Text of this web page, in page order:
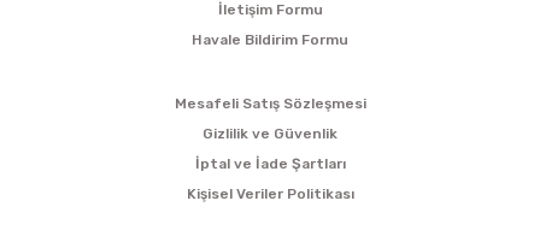
İletişim Formu
Havale Bildirim Formu
Mesafeli Satış Sözleşmesi
Gizlilik ve Güvenlik
İptal ve İade Şartları
Kişisel Veriler Politikası